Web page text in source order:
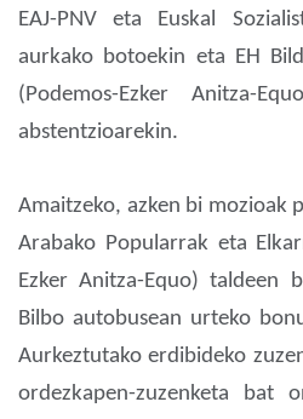
EAJ-PNV eta Euskal
aurkako botoekin eta EH
(Podemos-Ezker Anitza-
abstentzioarekin.
Amaitzeko, azken bi mozioak
Arabako Popularrak eta
Ezker Anitza-Equo) taldeen
Bilbo autobusean urteko
Aurkeztutako erdibideko
ordezkapen-zuzenketa bat